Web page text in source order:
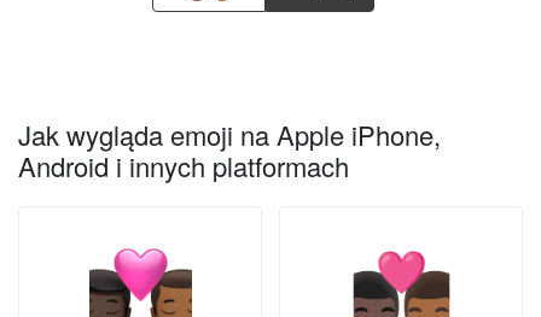
Jak wygląda emoji na Apple iPhone,
Android i innych platformach